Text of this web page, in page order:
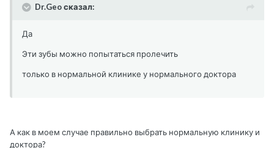
Dr.Geo сказал:
Да
Эти зубы можно попытаться пролечить
только в нормальной клинике у нормального доктора
А как в моем случае правильно выбрать нормальную клинику и
доктора?